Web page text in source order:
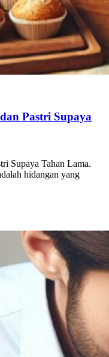
Pastri Supaya
Supaya Tahan Lama.
hidangan yang